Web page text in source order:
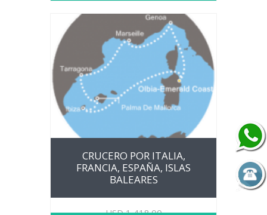
CRUCERO POR ITALIA,
FRANCIA, ESPAÑA, ISLAS
BALEARES
USD1,418.00